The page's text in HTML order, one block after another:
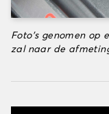
Foto's genomen op
zal naar de